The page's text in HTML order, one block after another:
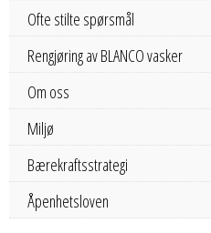
Ofte stilte spørsmål
Rengjøring av BLANCO vasker
Om oss
Miljø
Bærekraftsstrategi
Åpenhetsloven